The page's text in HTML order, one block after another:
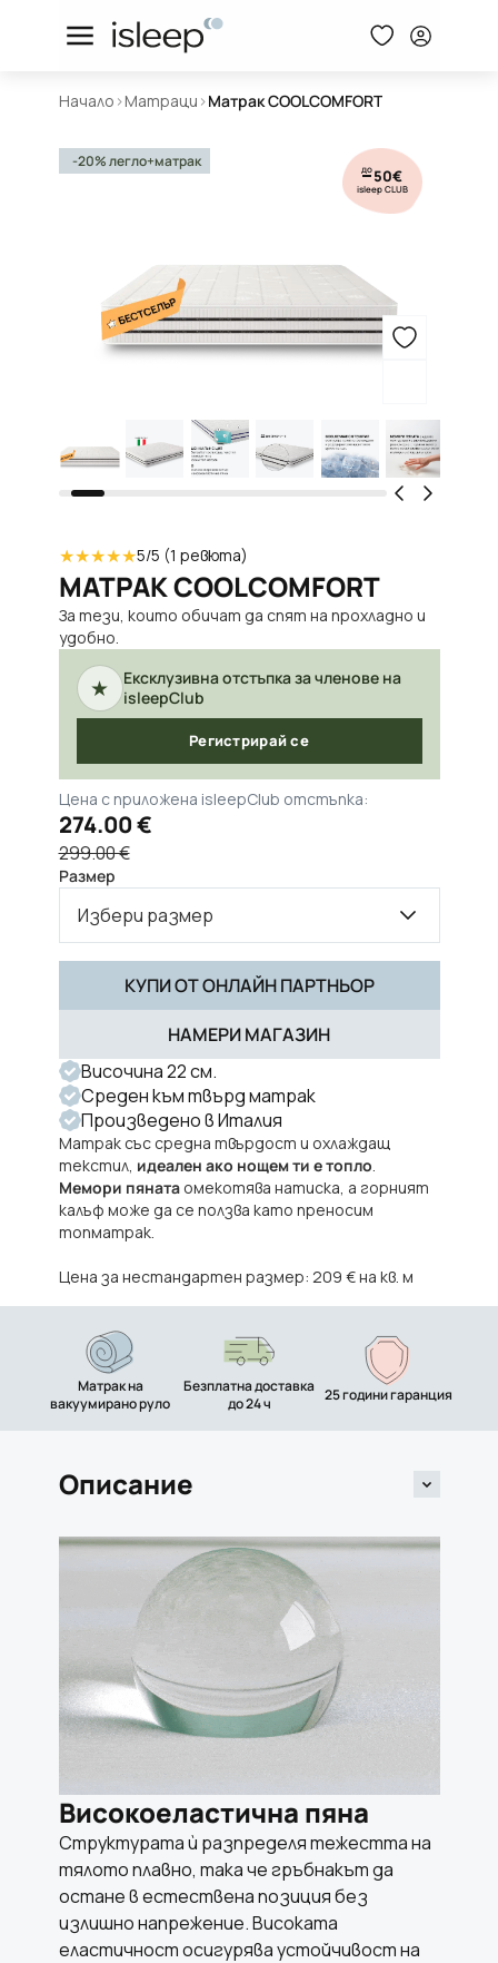
Начало >Матраци >Матрак COOLCOMFORT
до 50€
isleep CLUB
-20% легло+матрак
★★★★★5/5 (1 ревюта)
МАТРАК COOLCOMFORT
За тези, които обичат да спят на прохладно и
удобно.
★
Ексклузивна отстъпка за членове на
isleepClub
Регистрирай се
Цена с приложена isleepClub отстъпка:
274.00 €
299.00 €
Размер
Избери размер
КУПИ ОТ ОНЛАЙН ПАРТНЬОР
НАМЕРИ МАГАЗИН
Височина 22 см.
Среден към твърд матрак
Произведено в Италия
Матрак със средна твърдост и охлаждащ
текстил, идеален ако нощем ти е топло.
Мемори пянатаомекотява натиска, а горният
калъф може да се ползва като преносим
топматрак.
Цена за нестандартен размер: 209 € на кв. м
Матрак на
вакуумирано руло
Безплатна доставка
до 24 ч
25 години гаранция
Описание
Високоеластична пяна
Структурата ѝ разпределя тежестта на
тялото плавно, така че гръбнакът да
остане в естествена позиция без
излишно напрежение. Високата
еластичност осигурява устойчивост на